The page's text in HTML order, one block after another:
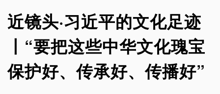
近镜头·习近平的文化足迹
丨“要把这些中华文化瑰宝
保护好、传承好、传播好”